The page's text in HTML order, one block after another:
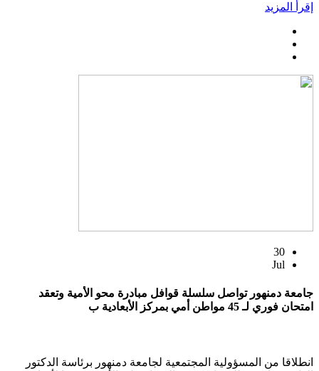
إقرأ المزيد
30
Jul
جامعة دمنهور تواصل سلسلة قوافل مبادرة محو الأمية وتعقد
امتحان فوري لـ 45 مواطن أمي بمركز الأبعادية ب
انطلاقا من المسؤولية المجتمعية لجامعة دمنهور برئاسة الدكتور